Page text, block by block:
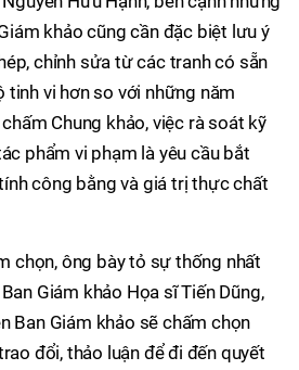
khảo cũng cần đặc biệt lưu ý
chỉnh sửa từ các tranh có sẵn
vi hơn so với những năm
Chung khảo, việc rà soát kỹ
phẩm vi phạm là yêu cầu bắt
công bằng và giá trị thực chất
chọn, ông bày tỏ sự thống nhất
Giám khảo Họa sĩ Tiến Dũng,
Ban Giám khảo sẽ chấm chọn
đổi, thảo luận để đi đến quyết